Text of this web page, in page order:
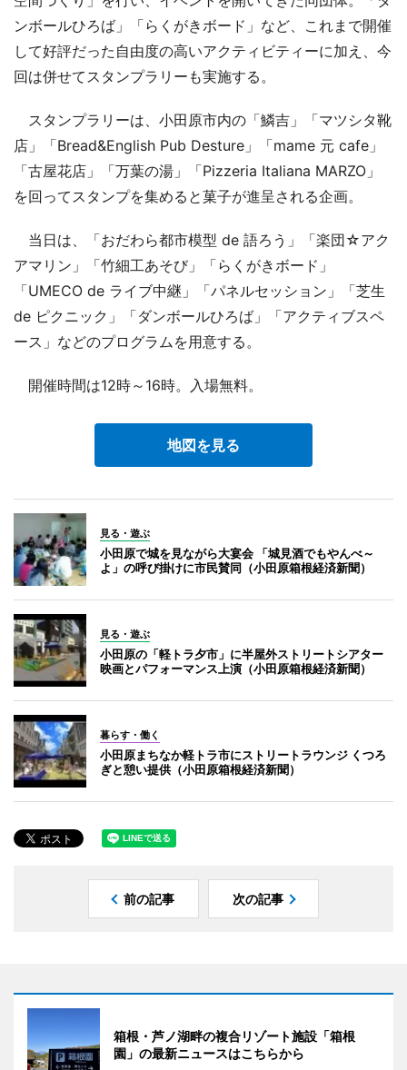
ンボールひろば」「らくがきボード」など、これまで開催
して好評だった自由度の高いアクティビティーに加え、今
回は併せてスタンプラリーも実施する。
スタンプラリーは、小田原市内の「鱗吉」「マツシタ靴
店」「Bread&English Pub Desture」「mame 元 cafe」
「古屋花店」「万葉の湯」「Pizzeria Italiana MARZO」
を回ってスタンプを集めると菓子が進呈される企画。
当日は、「おだわら都市模型 de 語ろう」「楽団☆アク
アマリン」「竹細工あそび」「らくがきボード」
「UMECO de ライブ中継」「パネルセッション」「芝生
de ピクニック」「ダンボールひろば」「アクティブスペ
ース」などのプログラムを用意する。
開催時間は12時～16時。入場無料。
地図を見る
見る・遊ぶ
小田原で城を見ながら大宴会 「城見酒でもやんべ～
よ」の呼び掛けに市民賛同（小田原箱根経済新聞）
見る・遊ぶ
小田原の「軽トラ夕市」に半屋外ストリートシアター
映画とパフォーマンス上演（小田原箱根経済新聞）
暮らす・働く
小田原まちなか軽トラ市にストリートラウンジ くつろ
ぎと憩い提供（小田原箱根経済新聞）
前の記事 次の記事
箱根・芦ノ湖畔の複合リゾート施設「箱根
園」の最新ニュースはこちらから